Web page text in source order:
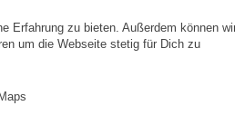
Erfahrung zu bieten. Außerdem können
um die Webseite stetig für Dich zu